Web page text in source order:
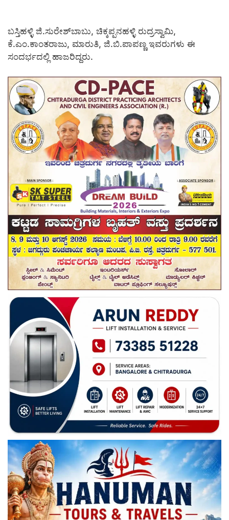
ಬಸ್ತಿಹಳ್ಳಿ ಜಿ.ಸುರೇಶ್‍ಬಾಬು, ಚಿಕ್ಕಪ್ಪನಹಳ್ಳಿ ರುದ್ರಸ್ವಾಮಿ,
ಕೆ.ಎಂ.ಕಾಂತರಾಜು, ಮಾರುತಿ, ಜಿ.ಬಿ.ಪಾಪಣ್ಣ ಇವರುಗಳು ಈ
ಸಂದರ್ಭದಲ್ಲಿ ಹಾಜರಿದ್ದರು.